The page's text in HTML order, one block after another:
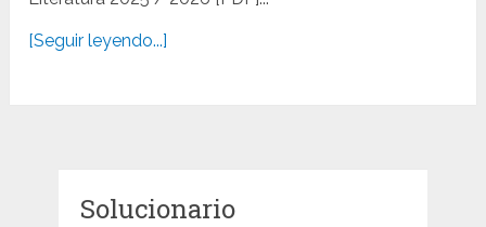
[Seguir leyendo...]
Solucionario